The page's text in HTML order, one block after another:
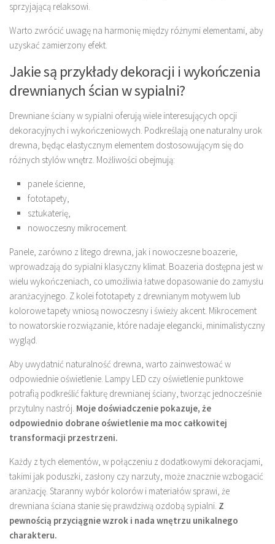
sprzyjającą relaksowi.
Warto zwrócić uwagę na harmonię między różnymi elementami, aby
uzyskać zamierzony efekt.
Jakie są przykłady dekoracji i wykończenia
drewnianych ścian w sypialni?
Drewniane ściany w sypialni oferują wiele interesujących opcji
dekoracyjnych i wykończeniowych. Podkreślają one naturalny urok
drewna, będąc elastycznym elementem dostosowującym się do
różnych stylów wnętrz. Możliwości obejmują:
panele ścienne,
fototapety,
sztukaterię,
nowoczesny mikrocement.
Panele, zarówno z litego drewna, jak i nowoczesne boazerie,
wprowadzają do sypialni klasyczny klimat. Boazeria dostępna jest w
wielu wykończeniach, co umożliwia łatwe dopasowanie do zamysłu
aranżacyjnego. Z kolei fototapety z drewnianym motywem lub
kolorowe tapety wniosą nowoczesny i świeży akcent. Mikrocement
to nowatorskie rozwiązanie, które nadaje elegancki, minimalistyczny
wygląd.
Aby uwydatnić naturalność drewna, warto zainwestować w
odpowiednie oświetlenie. Lampy LED czy oświetlenie punktowe
potrafią podkreślić fakturę drewnianej ściany, tworząc jednocześnie
przytulny nastrój. Moje doświadczenie pokazuje, że
odpowiednio dobrane oświetlenie ma moc całkowitej
transformacji przestrzeni.
Każdy z tych elementów, w połączeniu z dodatkowymi dekoracjami,
takimi jak poduszki, zasłony czy narzuty, może znacznie wzbogacić
aranżację. Staranny wybór kolorów i materiałów sprawi, że
drewniana ściana stanie się prawdziwą ozdobą sypialni. Z
pewnością przyciągnie wzrok i nada wnętrzu unikalnego
charakteru.